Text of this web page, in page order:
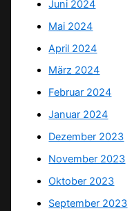
Juni 2024
Mai 2024
April 2024
März 2024
Februar 2024
Januar 2024
Dezember 2023
November 2023
Oktober 2023
September 2023